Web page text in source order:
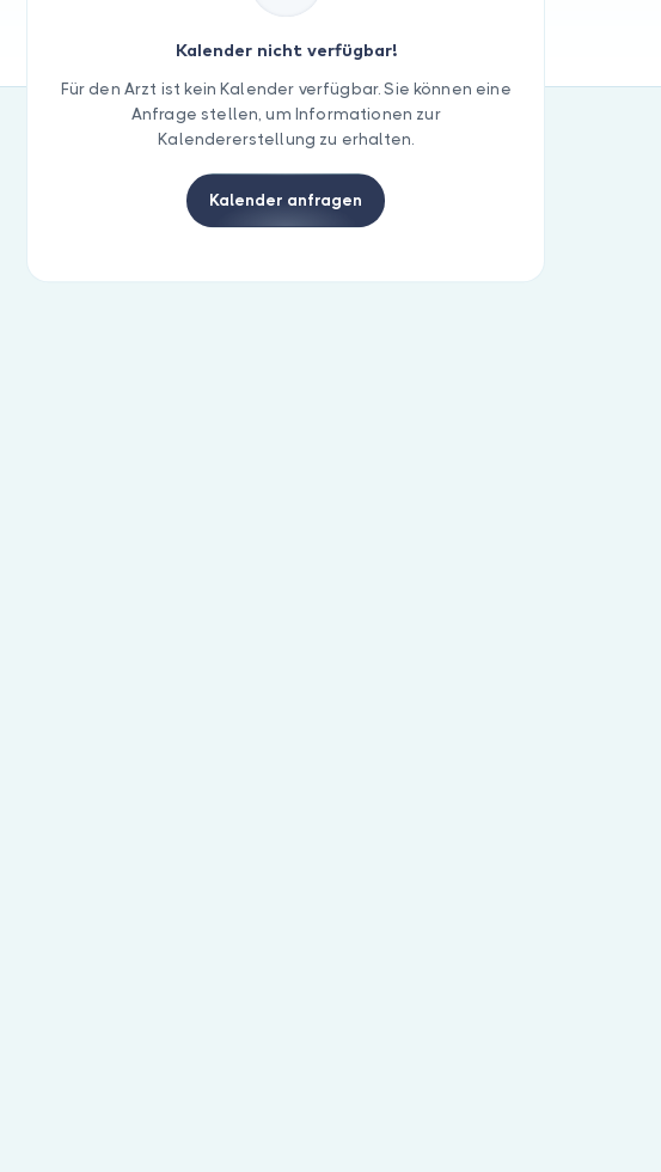
Kalender nicht verfügbar!
Für den Arzt ist kein Kalender verfügbar. Sie können eine
Anfrage stellen, um Informationen zur
Kalendererstellung zu erhalten.
Kalender anfragen